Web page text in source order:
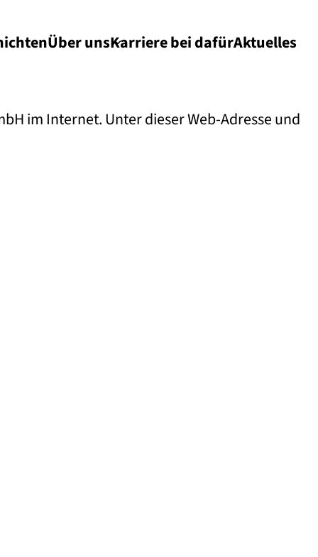
Über unsKarriere bei dafürAktuelles
im Internet. Unter dieser Web-Adresse und